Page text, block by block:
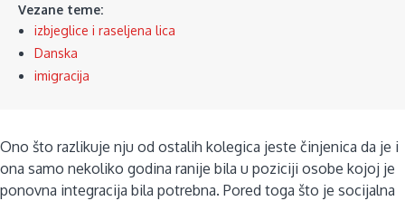
Vezane teme:
izbjeglice i raseljena lica
Danska
imigracija
Ono što razlikuje nju od ostalih kolegica jeste činjenica da je i
ona samo nekoliko godina ranije bila u poziciji osobe kojoj je
ponovna integracija bila potrebna. Pored toga što je socijalna